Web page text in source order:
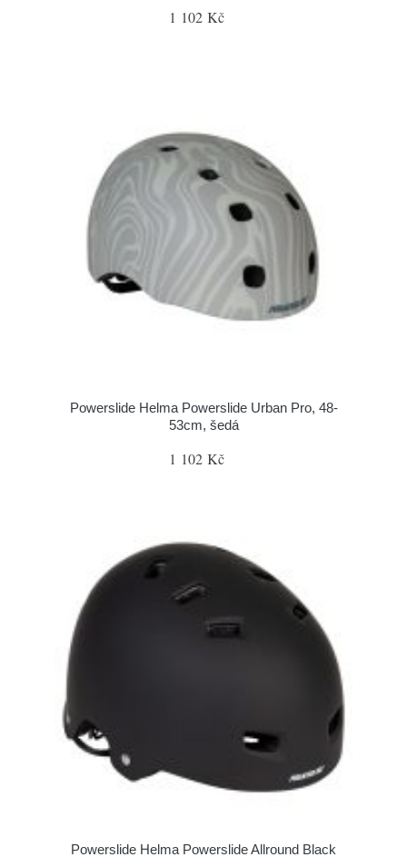
1 102 Kč
Powerslide Helma Powerslide Urban Pro, 48-
53cm, šedá
1 102 Kč
Powerslide Helma Powerslide Allround Black